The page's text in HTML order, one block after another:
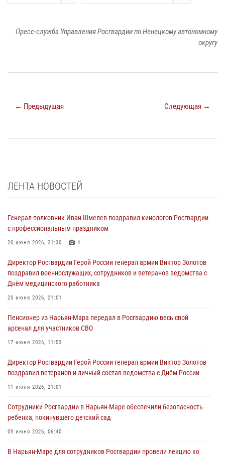
Пресс-служба Управления Росгвардии по Ненецкому автономному
округу
← Предыдущая Следующая →
ЛЕНТА НОВОСТЕЙ
Генерал-полковник Иван Шмелев поздравил кинологов Росгвардии
с профессиональным праздником
20 июня 2026, 21:30 4
Директор Росгвардии Герой России генерал армии Виктор Золотов
поздравил военнослужащих, сотрудников и ветеранов ведомства с
Днём медицинского работника
20 июня 2026, 21:01
Пенсионер из Нарьян-Мара передал в Росгвардию весь свой
арсенал для участников СВО
17 июня 2026, 11:53
Директор Росгвардии Герой России генерал армии Виктор Золотов
поздравил ветеранов и личный состав ведомства с Днём России
11 июня 2026, 21:01
Сотрудники Росгвардии в Нарьян-Маре обеспечили безопасность
ребенка, покинувшего детский сад
09 июня 2026, 06:40
В Нарьян-Маре для сотрудников Росгвардии провели лекцию ко